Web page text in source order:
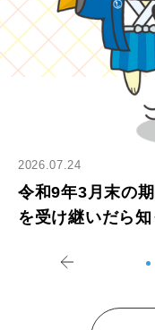
2026.07.24
令和9年3月末の
を受け継いだら